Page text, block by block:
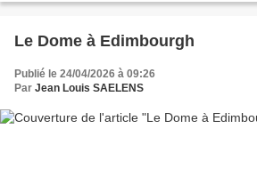
Le Dome à Edimbourgh
Publié le 24/04/2026 à 09:26
Par Jean Louis SAELENS